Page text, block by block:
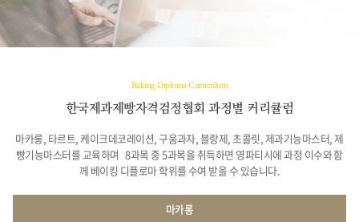
Baking Diploma Curriculum
한국제과제빵자격검정협회 과정별 커리큘럼
마카롱, 타르트, 케이크데코레이션, 구움과자, 블랑제, 초콜릿, 제과기능마스터, 제
빵기능마스터를 교육하며 8과목 중 5과목을 취득하면 영파티시에 과정 이수와 함
께 베이킹 디플로마 학위를 수여 받을 수 있습니다.
마카롱